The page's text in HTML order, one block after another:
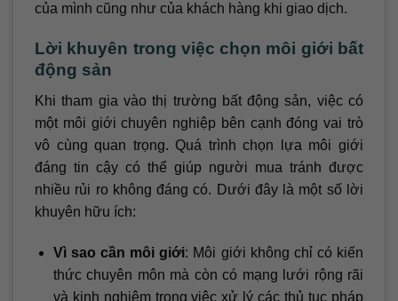
của mình cũng như của khách hàng khi giao dịch.
Lời khuyên trong việc chọn môi giới bất
động sản
Khi tham gia vào thị trường bất động sản, việc có
một môi giới chuyên nghiệp bên cạnh đóng vai trò
vô cùng quan trọng. Quá trình chọn lựa môi giới
đáng tin cậy có thể giúp người mua tránh được
nhiều rủi ro không đáng có. Dưới đây là một số lời
khuyên hữu ích:
Vì sao cần môi giới: Môi giới không chỉ có kiến
thức chuyên môn mà còn có mạng lưới rộng rãi
và kinh nghiệm trong việc xử lý các thủ tục pháp